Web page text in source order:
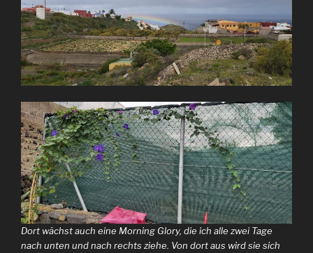
Dort wächst auch eine Morning Glory, die ich alle zwei Tage
nach unten und nach rechts ziehe. Von dort aus wird sie sich